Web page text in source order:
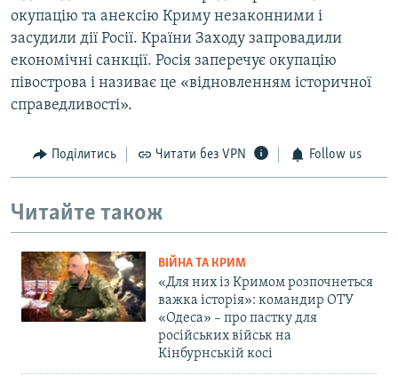
окупацію та анексію Криму незаконними і
засудили дії Росії. Країни Заходу запровадили
економічні санкції. Росія заперечує окупацію
півострова і називає це «відновленням історичної
справедливості».
Поділитись Читати без VPN Follow us
Читайте також
ВІЙНА ТА КРИМ
«Для них із Кримом розпочнеться
важка історія»: командир ОТУ
«Одеса» – про пастку для
російських військ на
Кінбурнській косі